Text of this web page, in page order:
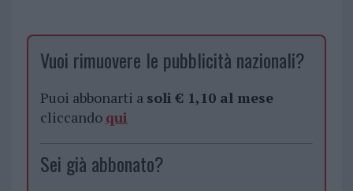
Vuoi rimuovere le pubblicità nazionali?
Puoi abbonarti a soli € 1,10 al mese
cliccando qui
Sei già abbonato?